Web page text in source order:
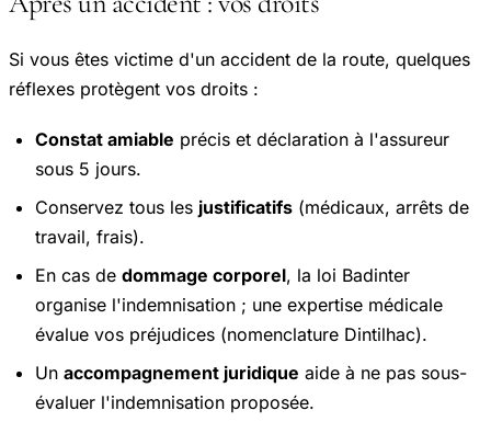
Si vous êtes victime d'un accident de la route, quelques
réflexes protègent vos droits :
Constat amiable précis et déclaration à l'assureur
sous 5 jours.
Conservez tous les justificatifs (médicaux, arrêts de
travail, frais).
En cas de dommage corporel, la loi Badinter
organise l'indemnisation ; une expertise médicale
évalue vos préjudices (nomenclature Dintilhac).
Un accompagnement juridique aide à ne pas sous-
évaluer l'indemnisation proposée.